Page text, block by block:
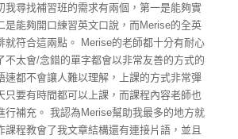
我尋找補習班的需求有兩個，第一是能夠實
是能夠開口練習英文口說，而Merise的全英
就符合這兩點。
Merise的老師都十分有耐心
不太會/念錯的單字都會以非常友善的方式的
速都不會讓人難以理解，上課的方式非常彈
只要有時間都可以上課，而課程內容老師也
行補充。 我認為Merise幫助我最多的地方就
課程教會了我文章結構還有連接片語，並且